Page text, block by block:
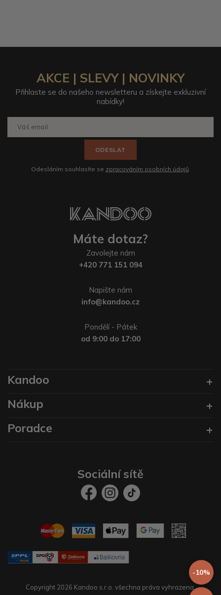
AKCE | SLEVY | NOVINKY
Přihlaste se do našeho newsletteru a získejte exkluzivní
nabídky!
ODESLAT
Odesláním souhlasíte se zpracováním osobních údajů
-10%
Máte dotaz?
Zavolejte nám
+420 771 151 094
Napište nám
info@kandoo.cz
Pondělí - Pátek
od 9:00 do 17:00
Kandoo
Nákup
Poradce
Sociální sítě
Copyright 2026 Kandoo s.r.o. všechna práva vyhrazena.